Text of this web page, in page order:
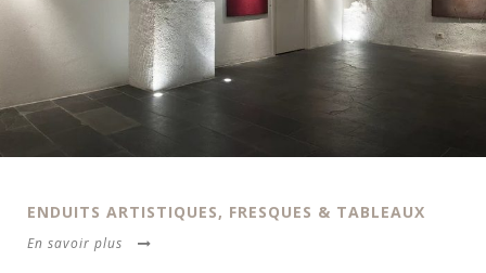
ENDUITS ARTISTIQUES, FRESQUES & TABLEAUX
En savoir plus